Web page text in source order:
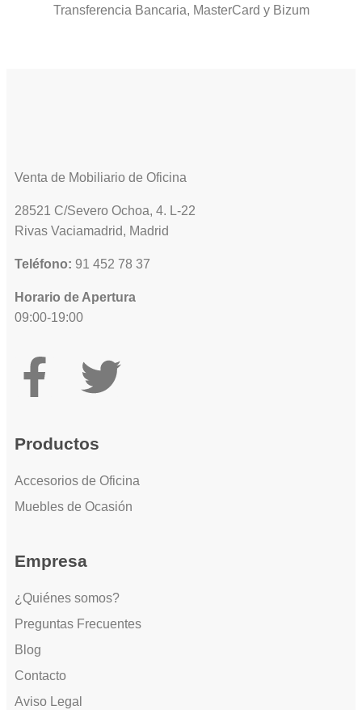
Transferencia Bancaria, MasterCard y Bizum
Venta de Mobiliario de Oficina
28521 C/Severo Ochoa, 4. L-22
Rivas Vaciamadrid, Madrid
Teléfono: 91 452 78 37
Horario de Apertura
09:00-19:00
Productos
Accesorios de Oficina
Muebles de Ocasión
Empresa
¿Quiénes somos?
Preguntas Frecuentes
Blog
Contacto
Aviso Legal